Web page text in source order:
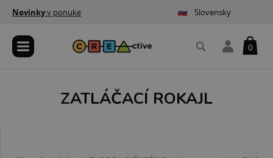
Novinkyv ponuke Slovensky
0
ZATLÁČACÍ ROKAJL